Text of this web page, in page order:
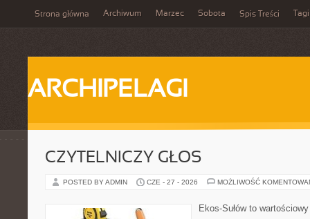
Strona główna Archiwum Marzec Sobota Spis Treści Tagi
ARCHIPELAGI
CZYTELNICZY GŁOS
POSTED BY ADMIN CZE - 27 - 2026 MOŻLIWOŚĆ
Ekos-Sułów to